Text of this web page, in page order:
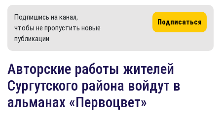
Подпишись на канал,
чтобы не пропустить новые
публикации
Подписаться
​Авторские работы жителей
Сургутского района войдут в
альманах «Первоцвет»